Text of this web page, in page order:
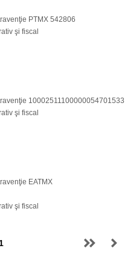
PTMX 542806
şi fiscal
10002511100000054701533
şi fiscal
EATMX
şi fiscal